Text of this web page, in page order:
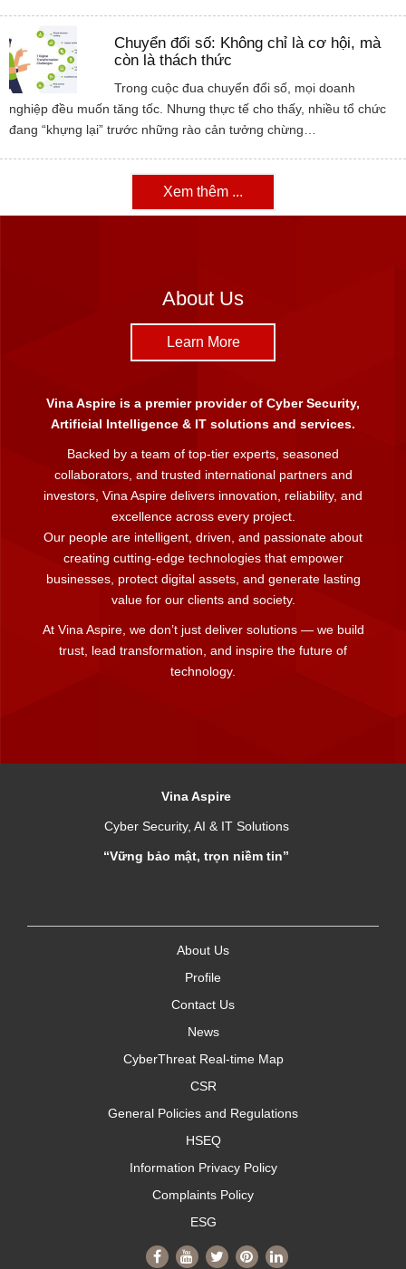
Chuyển đổi số: Không chỉ là cơ hội, mà
còn là thách thức
Trong cuộc đua chuyển đổi số, mọi doanh
nghiệp đều muốn tăng tốc. Nhưng thực tế cho thấy, nhiều tổ chức
đang “khựng lại” trước những rào cản tưởng chừng…
Xem thêm ...
About Us
Learn More
Vina Aspire is a premier provider of Cyber Security,
Artificial Intelligence & IT solutions and services.
Backed by a team of top-tier experts, seasoned
collaborators, and trusted international partners and
investors, Vina Aspire delivers innovation, reliability, and
excellence across every project.
Our people are intelligent, driven, and passionate about
creating cutting-edge technologies that empower
businesses, protect digital assets, and generate lasting
value for our clients and society.
At Vina Aspire, we don’t just deliver solutions — we build
trust, lead transformation, and inspire the future of
technology.
Vina Aspire
Cyber Security, AI & IT Solutions
“Vững bảo mật, trọn niềm tin”
About Us
Profile
Contact Us
News
CyberThreat Real-time Map
CSR
General Policies and Regulations
HSEQ
Information Privacy Policy
Complaints Policy
ESG